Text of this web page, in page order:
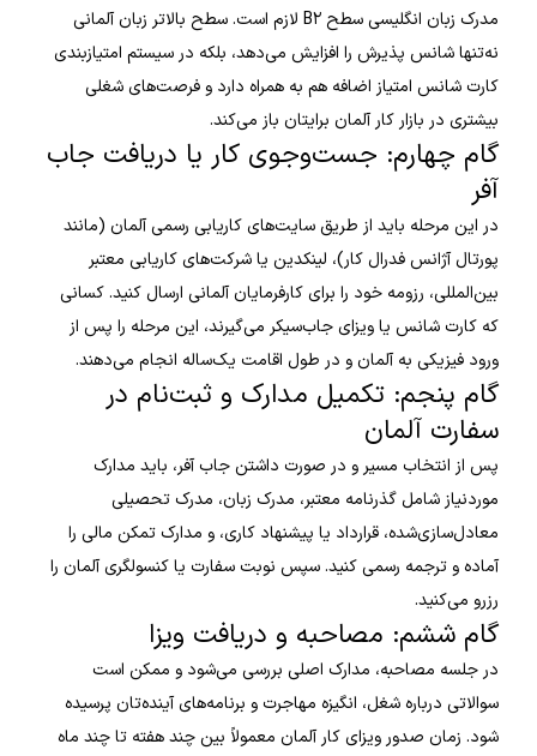
مدرک زبان انگلیسی سطح B۲ لازم است. سطح بالاتر زبان آلمانی
نه‌تنها شانس پذیرش را افزایش می‌دهد، بلکه در سیستم امتیازبندی
کارت شانس امتیاز اضافه هم به همراه دارد و فرصت‌های شغلی
بیشتری در بازار کار آلمان برایتان باز می‌کند.
گام چهارم: جست‌وجوی کار یا دریافت جاب
آفر
در این مرحله باید از طریق سایت‌های کاریابی رسمی آلمان (مانند
پورتال آژانس فدرال کار)، لینکدین یا شرکت‌های کاریابی معتبر
بین‌المللی، رزومه خود را برای کارفرمایان آلمانی ارسال کنید. کسانی
که کارت شانس یا ویزای جاب‌سیکر می‌گیرند، این مرحله را پس از
ورود فیزیکی به آلمان و در طول اقامت یک‌ساله انجام می‌دهند.
گام پنجم: تکمیل مدارک و ثبت‌نام در
سفارت آلمان
پس از انتخاب مسیر و در صورت داشتن جاب آفر، باید مدارک
موردنیاز شامل گذرنامه معتبر، مدرک زبان، مدرک تحصیلی
معادل‌سازی‌شده، قرارداد یا پیشنهاد کاری، و مدارک تمکن مالی را
آماده و ترجمه رسمی کنید. سپس نوبت سفارت یا کنسولگری آلمان را
رزرو می‌کنید.
گام ششم: مصاحبه و دریافت ویزا
در جلسه مصاحبه، مدارک اصلی بررسی می‌شود و ممکن است
سوالاتی درباره شغل، انگیزه مهاجرت و برنامه‌های آینده‌تان پرسیده
شود. زمان صدور ویزای کار آلمان معمولاً بین چند هفته تا چند ماه